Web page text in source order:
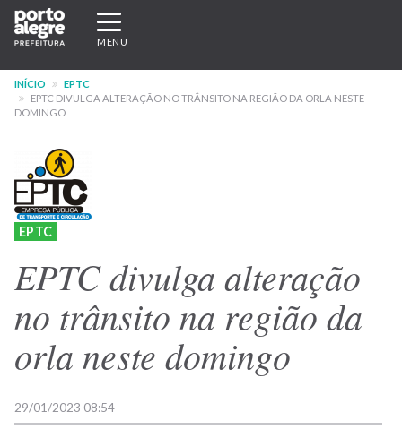
Pular
para
conteúdo
principal
Expandir/recolher
navegação
MENU
INÍCIO
EPTC
EPTC DIVULGA ALTERAÇÃO NO TRÂNSITO NA REGIÃO DA ORLA NESTE
DOMINGO
EPTC
EPTC divulga alteração
no trânsito na região da
orla neste domingo
29/01/2023 08:54